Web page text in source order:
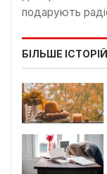
подарують
БІЛЬШЕ ІСТОРІЙ